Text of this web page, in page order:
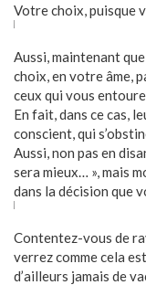
Votre choix, puisque
Aussi, maintenant
choix, en votre âme,
ceux qui vous
En fait, dans ce cas,
conscient, qui
Aussi, non pas en
sera mieux… », mais
dans la décision que
Contentez-vous de
verrez comme cela
d’ailleurs jamais de